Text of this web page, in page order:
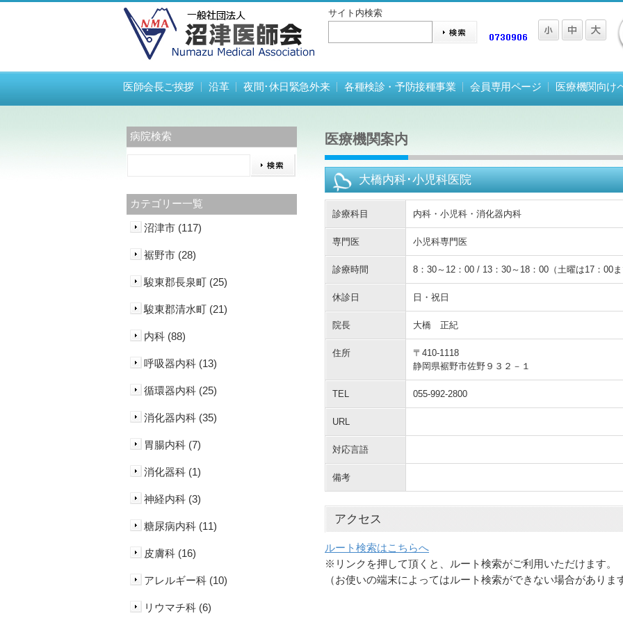
サイト内検索
医師会長ご挨拶 沿革 夜間･休日緊急外来 各種検診・予防接種事業 会員専用ページ 医療機関向け
医療機関案内
大橋内科･小児科医院
診療科目 内科・小児科・消化器内科
専門医 小児科専門医
診療時間 8：30～12：00 / 13：30～18：00（土曜は17：00
休診日 日・祝日
院長 大橋 正紀
住所
〒410-1118
静岡県裾野市佐野９３２－１
TEL 055-992-2800
URL
対応言語
備考
アクセス
ルート検索はこちらへ
※リンクを押して頂くと、ルート検索がご利用いただけます。
（お使いの端末によってはルート検索ができない場合がありま
病院検索
カテゴリー一覧
沼津市 (117)
裾野市 (28)
駿東郡長泉町 (25)
駿東郡清水町 (21)
内科 (88)
呼吸器内科 (13)
循環器内科 (25)
消化器内科 (35)
胃腸内科 (7)
消化器科 (1)
神経内科 (3)
糖尿病内科 (11)
皮膚科 (16)
アレルギー科 (10)
リウマチ科 (6)